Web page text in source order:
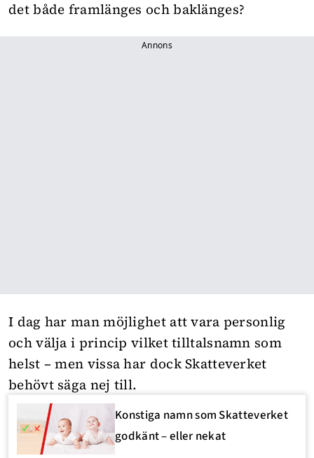
det både framlänges och baklänges?
Annons
I dag har man möjlighet att vara personlig
och välja i princip vilket tilltalsnamn som
helst – men vissa har dock Skatteverket
behövt säga nej till.
Konstiga namn som Skatteverket
godkänt – eller nekat